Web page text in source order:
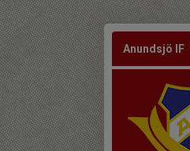
Anundsjö IF